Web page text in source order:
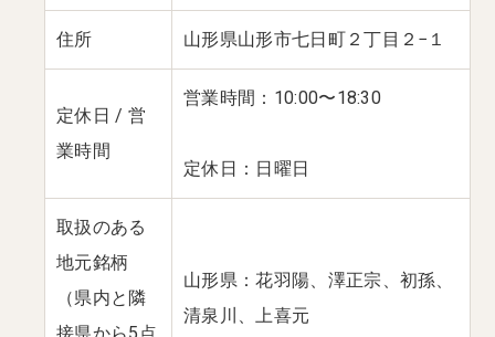
住所 山形県山形市七日町２丁目２−１
定休日 / 営
業時間
営業時間：10:00〜18:30
定休日：日曜日
取扱のある
地元銘柄
（県内と隣
山形県：花羽陽、澤正宗、初孫、
清泉川、上喜元